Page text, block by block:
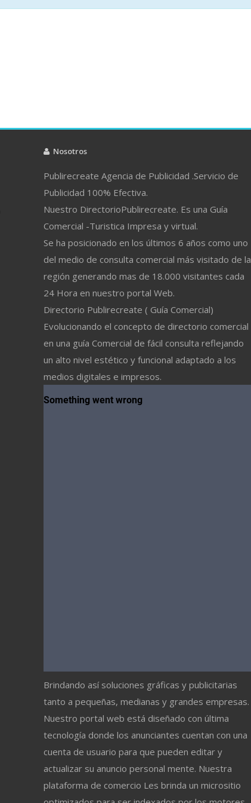
Nosotros
Publirecreate Agencia de Publicidad .Servicio de
Publicidad 100% Efectiva.
Nuestro DirectorioPublirecreate. Es una Guía
Comercial -Turistica Impresa y virtual.
Se ha posicionado en los últimos 6 años como uno
del medio de consulta comercial más visitado de la
región generando mas de 18.000 visitantes cada
24 Hora en nuestro portal Web.
Directorio Publirecreate ( Guía Comercial)
Evolucionando el concepto de directorio comercial
en una guía Comercial de fácil consulta reflejando
un alto nivel estético y funcional adaptado a los
medios digitales e impresos.
Brindando así soluciones gráficas y publicitarias
tanto a pequeñas, medianas y grandes empresas.
Nuestro portal web está diseñado con última
tecnología donde los anunciantes cuentan con una
cuenta de usuario para que pueden editar y
actualizar su anuncio personal mente. Nuestra
plataforma de comercio Les brinda un micrositio